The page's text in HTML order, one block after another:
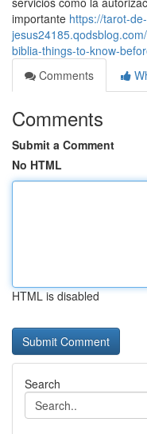
importante https://tarot-de-
biblia-things-to-know-
Comments
Comments
Submit a Comment
No HTML
HTML is disabled
Search